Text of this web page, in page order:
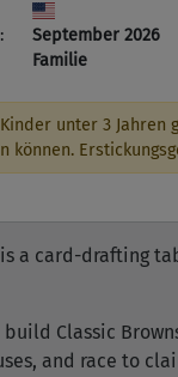
September 2026
Familie
unter 3 Jahren
können.
a card-drafting
Classic
and race to